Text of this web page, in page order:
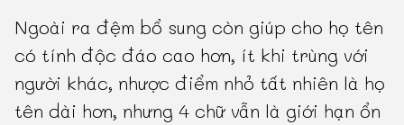
Ngoài ra đệm bổ sung còn giúp cho họ tên
có tính độc đáo cao hơn, ít khi trùng với
người khác, nhược điểm nhỏ tất nhiên là họ
tên dài hơn, nhưng 4 chữ vẫn là giới hạn ổn